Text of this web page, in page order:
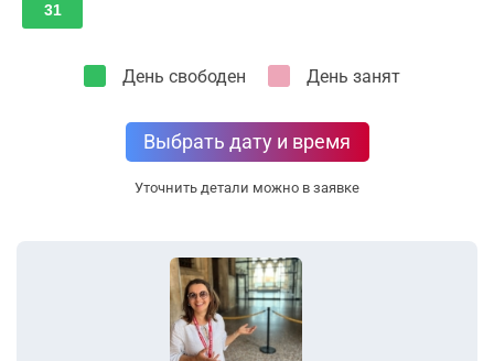
31
День свободен День занят
Выбрать дату и время
Уточнить детали можно в заявке